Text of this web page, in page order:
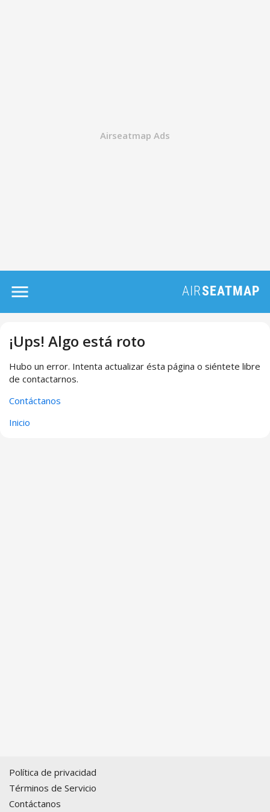
¡Ups! Algo está roto
Hubo un error. Intenta actualizar ésta página o siéntete libre
de contactarnos.
Contáctanos
Inicio
Política de privacidad
Términos de Servicio
Contáctanos